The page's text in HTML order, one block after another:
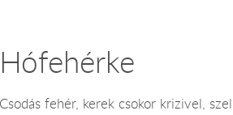
Hófehérke
Csodás fehér, kerek csokor krizivel,